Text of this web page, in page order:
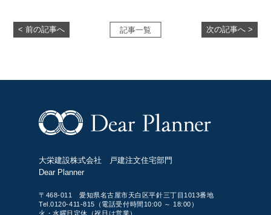
< 前の記事へ 次の記事へ >
記事一覧
大栄建設株式会社 戸建注文住宅部門
Dear Planner
〒468-011 愛知県名古屋市天白区平針三丁目1013番地
Tel.0120-411-815（電話受付時間10:00 ～ 18:00）
火・水曜日定休（祝日は営業）